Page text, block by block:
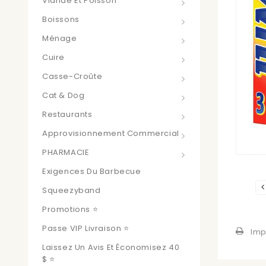
Boissons
Ménage
Cuire
Casse-Croûte
Cat & Dog
Restaurants
Approvisionnement Commercial
PHARMACIE
Exigences Du Barbecue
Squeezyband
Promotions ⭐
Passe VIP Livraison ⭐
Laissez Un Avis Et Économisez 40
$ ⭐